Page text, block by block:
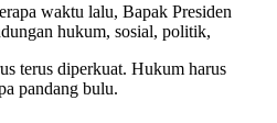
waktu lalu, Bapak Presiden
hukum, sosial, politik,
terus diperkuat. Hukum harus
pandang bulu.